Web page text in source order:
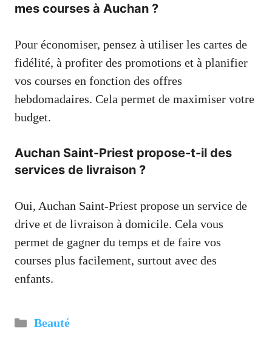
mes courses à Auchan ?
Pour économiser, pensez à utiliser les cartes de
fidélité, à profiter des promotions et à planifier
vos courses en fonction des offres
hebdomadaires. Cela permet de maximiser votre
budget.
Auchan Saint-Priest propose-t-il des
services de livraison ?
Oui, Auchan Saint-Priest propose un service de
drive et de livraison à domicile. Cela vous
permet de gagner du temps et de faire vos
courses plus facilement, surtout avec des
enfants.
Catégories
Beauté